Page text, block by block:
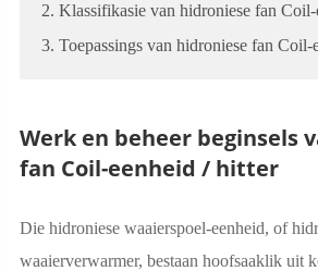
2. Klassifikasie van hidroniese fan
3. Toepassings van hidroniese fan Coil-
Werk en beheer beginsels
fan Coil-eenheid / hitter
Die hidroniese waaierspoel-eenheid, of
waaierverwarmer, bestaan hoofsaaklik uit